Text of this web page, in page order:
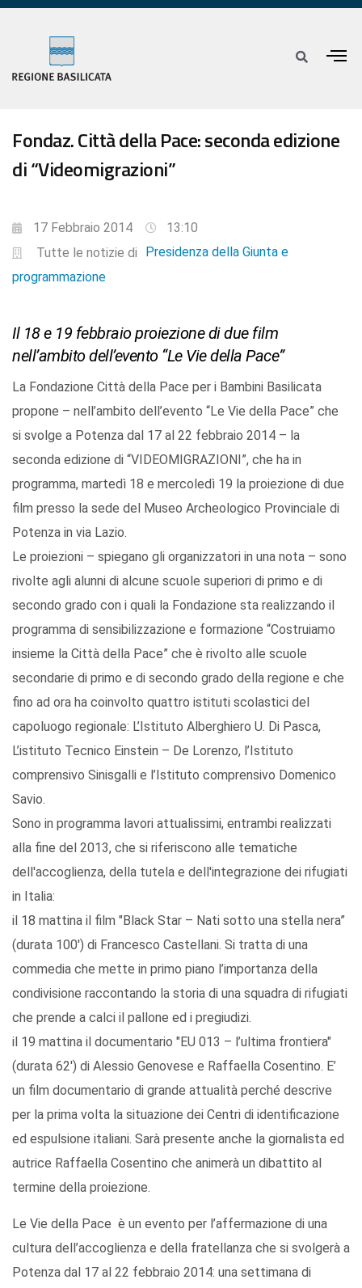
Fondaz. Città della Pace: seconda edizione
di “Videomigrazioni”
17 Febbraio 2014
13:10
Tutte le notizie di
Presidenza della Giunta e
programmazione
Il 18 e 19 febbraio proiezione di due film
nell’ambito dell’evento “Le Vie della Pace”
La Fondazione Città della Pace per i Bambini Basilicata
propone – nell’ambito dell’evento “Le Vie della Pace” che
si svolge a Potenza dal 17 al 22 febbraio 2014 – la
seconda edizione di “VIDEOMIGRAZIONI”, che ha in
programma, martedì 18 e mercoledì 19 la proiezione di due
film presso la sede del Museo Archeologico Provinciale di
Potenza in via Lazio.
Le proiezioni – spiegano gli organizzatori in una nota – sono
rivolte agli alunni di alcune scuole superiori di primo e di
secondo grado con i quali la Fondazione sta realizzando il
programma di sensibilizzazione e formazione “Costruiamo
insieme la Città della Pace” che è rivolto alle scuole
secondarie di primo e di secondo grado della regione e che
fino ad ora ha coinvolto quattro istituti scolastici del
capoluogo regionale: L’Istituto Alberghiero U. Di Pasca,
L’istituto Tecnico Einstein – De Lorenzo, l’Istituto
comprensivo Sinisgalli e l’Istituto comprensivo Domenico
Savio.
Sono in programma lavori attualissimi, entrambi realizzati
alla fine del 2013, che si riferiscono alle tematiche
dell'accoglienza, della tutela e dell'integrazione dei rifugiati
in Italia:
il 18 mattina il film "Black Star – Nati sotto una stella nera”
(durata 100') di Francesco Castellani. Si tratta di una
commedia che mette in primo piano l’importanza della
condivisione raccontando la storia di una squadra di rifugiati
che prende a calci il pallone ed i pregiudizi.
il 19 mattina il documentario "EU 013 – l’ultima frontiera"
(durata 62') di Alessio Genovese e Raffaella Cosentino. E’
un film documentario di grande attualità perché descrive
per la prima volta la situazione dei Centri di identificazione
ed espulsione italiani. Sarà presente anche la giornalista ed
autrice Raffaella Cosentino che animerà un dibattito al
termine della proiezione.
Le Vie della Pace è un evento per l’affermazione di una
cultura dell’accoglienza e della fratellanza che si svolgerà a
Potenza dal 17 al 22 febbraio 2014: una settimana di